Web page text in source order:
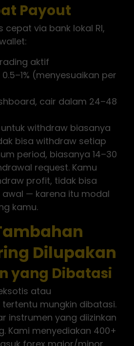
Payout
cepat via bank lokal RI,
aktif
(menyesuaikan per
cair dalam 24–48
withdraw biasanya
bisa withdraw setiap
period, biasanya 14–30
request. Kamu
profit, tidak bisa
— karena itu modal
kamu.
Dilupakan
yang Dibatasi
atau
mungkin dibatasi.
instrumen yang diizinkan
Kami menyediakan 400+
forex major/minor,